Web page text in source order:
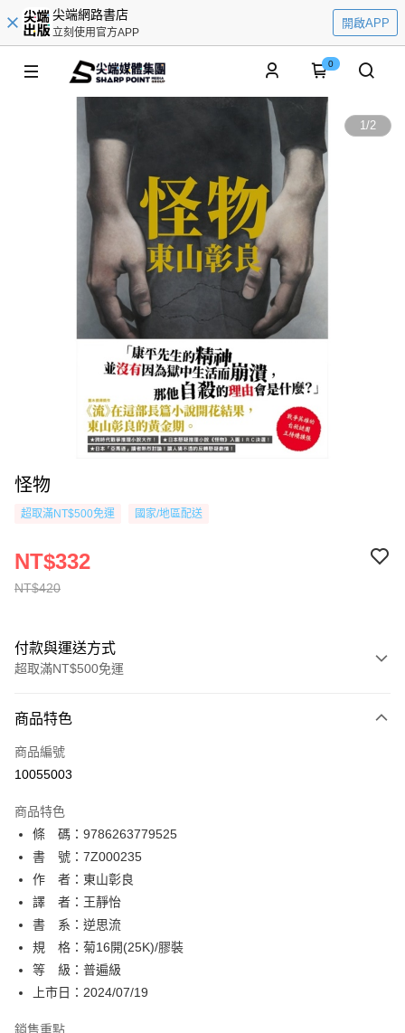
尖端網路書店
立刻使用官方APP
開啟APP
0
1/2
怪物
超取滿NT$500免運 國家/地區配送
NT$420
NT$332
付款與運送方式
超取滿NT$500免運
信用卡一次付款
超商取貨付款
相關說明
【關於「AFTEE先享後付」】
AFTEE先享後付是「在收到商品之後才付款」的支付方式。 讓您購物簡單
便利好安心！
１．簡單：不需註冊會員、不需綁卡、不需儲值。
２．便利：只要手機號碼，簡訊認證，即可結帳。
３．安心：先確認商品／服務後，再付款。
【「AFTEE先享後付」結帳流程】
１．於結帳方式選擇「AFTEE先享後付」後，將跳轉至「AFTEE先享後付」
結帳頁面，進行簡訊認證並確認金額後，即可完成結帳。
２．訂單成立數日內，您將收到繳費通知簡訊。
ATM付款
運送方式
全家取貨付款
每筆NT$80，滿NT$500(含以上)免運費
付款後全家取貨
商品特色
商品編號
10055003
商品特色
條 碼：9786263779525
書 號：7Z000235
作 者：東山彰良
譯 者：王靜怡
書 系：逆思流
規 格：菊16開(25K)/膠裝
等 級：普遍級
上市日：2024/07/19
銷售重點